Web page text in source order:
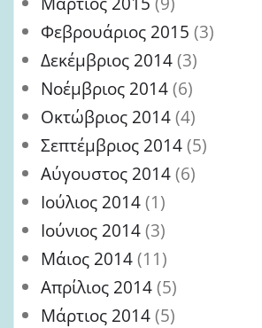
Φεβρουάριος 2015 (3)
Δεκέμβριος 2014(3)
Νοέμβριος 2014(6)
Οκτώβριος 2014(4)
Σεπτέμβριος 2014(5)
Αύγουστος 2014(6)
Ιούλιος 2014(1)
Ιούνιος 2014(3)
Μάιος 2014(11)
Απρίλιος 2014(5)
Μάρτιος 2014(5)